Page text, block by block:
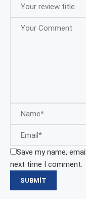
Save my name,
next time I comment.